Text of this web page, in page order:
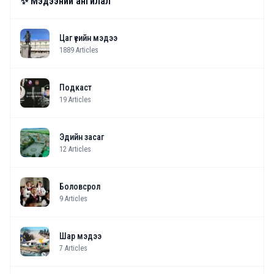
Цаг үеийн мэдээ
1889 Articles
Подкаст
19 Articles
Эдийн засаг
12 Articles
Боловсрол
9 Articles
Шар мэдээ
7 Articles